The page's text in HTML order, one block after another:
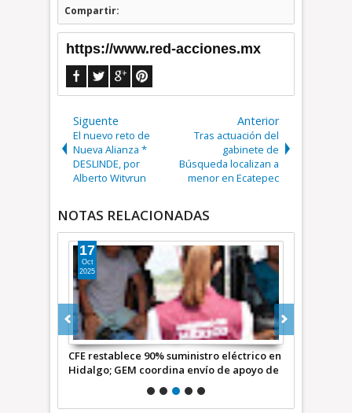
Compartir:
https://www.red-acciones.mx
Siguente
El nuevo reto de
Nueva Alianza *
DESLINDE, por
Alberto Witvrun
Anterior
Tras actuación del
gabinete de
Búsqueda localizan a
menor en Ecatepec
NOTAS RELACIONADAS
CFE restablece 90% suministro eléctrico en
Hidalgo; GEM coordina envío de apoyo de
17
Oct
2025